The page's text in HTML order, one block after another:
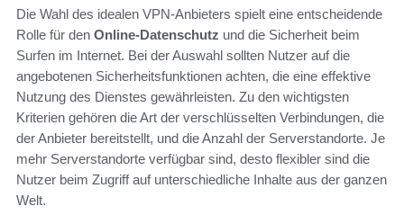
Die Wahl des idealen VPN-Anbieters spielt eine entscheidende
Rolle für den Online-Datenschutz und die Sicherheit beim
Surfen im Internet. Bei der Auswahl sollten Nutzer auf die
angebotenen Sicherheitsfunktionen achten, die eine effektive
Nutzung des Dienstes gewährleisten. Zu den wichtigsten
Kriterien gehören die Art der verschlüsselten Verbindungen, die
der Anbieter bereitstellt, und die Anzahl der Serverstandorte. Je
mehr Serverstandorte verfügbar sind, desto flexibler sind die
Nutzer beim Zugriff auf unterschiedliche Inhalte aus der ganzen
Welt.